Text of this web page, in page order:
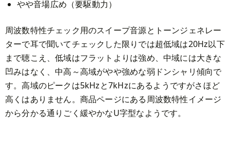
やや音場広め（要駆動力）
周波数特性チェック用のスイープ音源とトーンジェネレー
ターで耳で聞いてチェックした限りでは超低域は20Hz以下
まで聴こえ、低域はフラットよりは強め、中域には大きな
凹みはなく、中高～高域がやや強めな弱ドンシャリ傾向で
す。高域のピークは5kHzと7kHzにあるようですがさほど
高くはありません。商品ページにある周波数特性イメージ
から分かる通りごく緩やかなU字型なようです。